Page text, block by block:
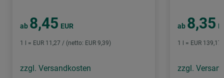
ab 8,45 EUR
1 l = EUR 11,27 / (netto: EUR 9,39)
zzgl. Versandkosten
ab 8,35
1 l = EUR
zzgl.